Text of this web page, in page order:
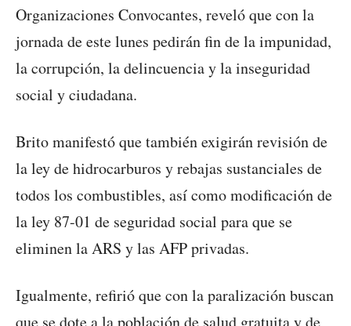
Organizaciones Convocantes, reveló que con la
jornada de este lunes pedirán fin de la impunidad,
la corrupción, la delincuencia y la inseguridad
social y ciudadana.
Brito manifestó que también exigirán revisión de
la ley de hidrocarburos y rebajas sustanciales de
todos los combustibles, así como modificación de
la ley 87-01 de seguridad social para que se
eliminen la ARS y las AFP privadas.
Igualmente, refirió que con la paralización buscan